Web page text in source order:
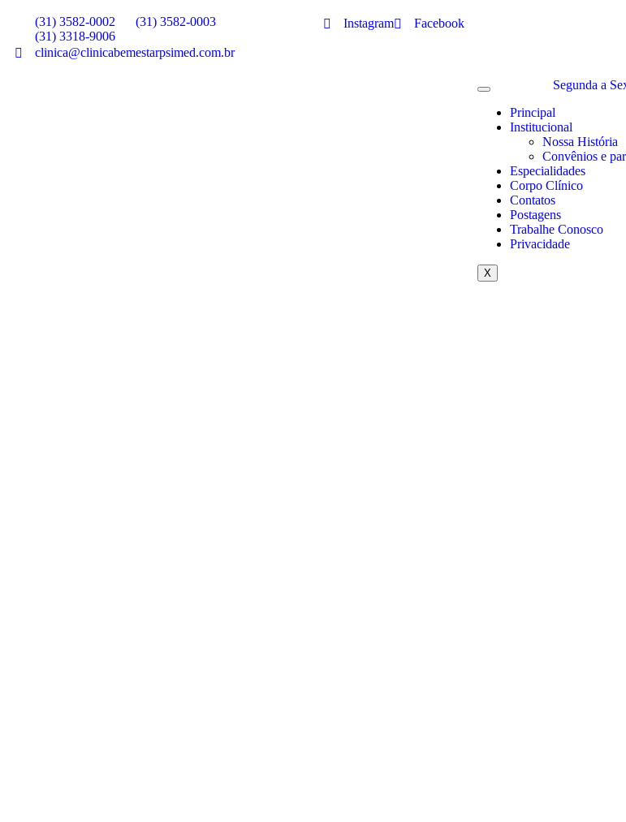
(31) 3582-0002
(31) 3582-0003
(31) 3318-9006
clinica@clinicabemestarpsimed.com.br
Instagram Facebook
Principal
Institucional
Nossa História
Convênios e
Especialidades​
Corpo Clínico
Contatos
Postagens
Trabalhe Conosco
Privacidade
X
Segunda a